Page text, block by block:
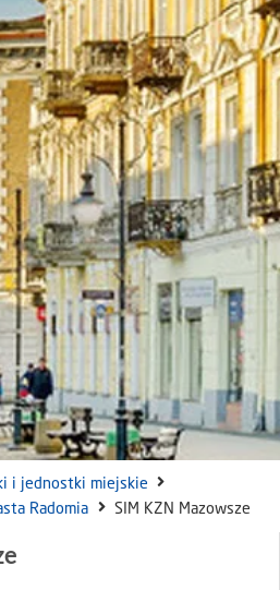
i jednostki miejskie
Radomia
SIM KZN Mazowsze